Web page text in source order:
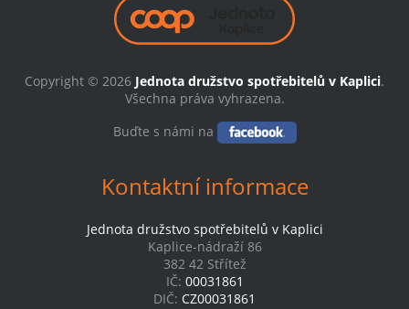
Copyright © 2026 Jednota družstvo spotřebitelů v Kaplici.
Všechna práva vyhrazena.
Buďte s námi na
Kontaktní informace
Jednota družstvo spotřebitelů v Kaplici
Kaplice-nádraží 86
382 42 Střítež
IČ: 00031861
DIČ: CZ00031861